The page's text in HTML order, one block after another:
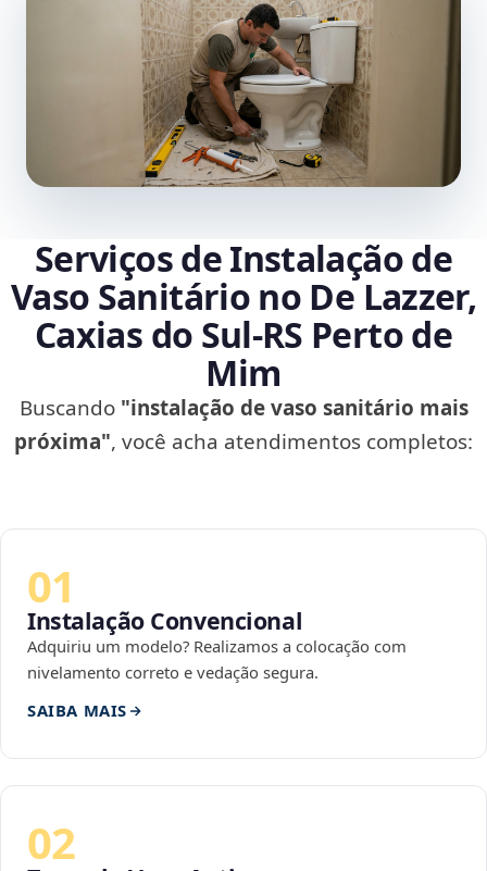
Serviços de Instalação de
Vaso Sanitário no De Lazzer,
Caxias do Sul‑RS Perto de
Mim
Buscando "instalação de vaso sanitário mais
próxima", você acha atendimentos completos:
01
Instalação Convencional
Adquiriu um modelo? Realizamos a colocação com
nivelamento correto e vedação segura.
SAIBA MAIS
02